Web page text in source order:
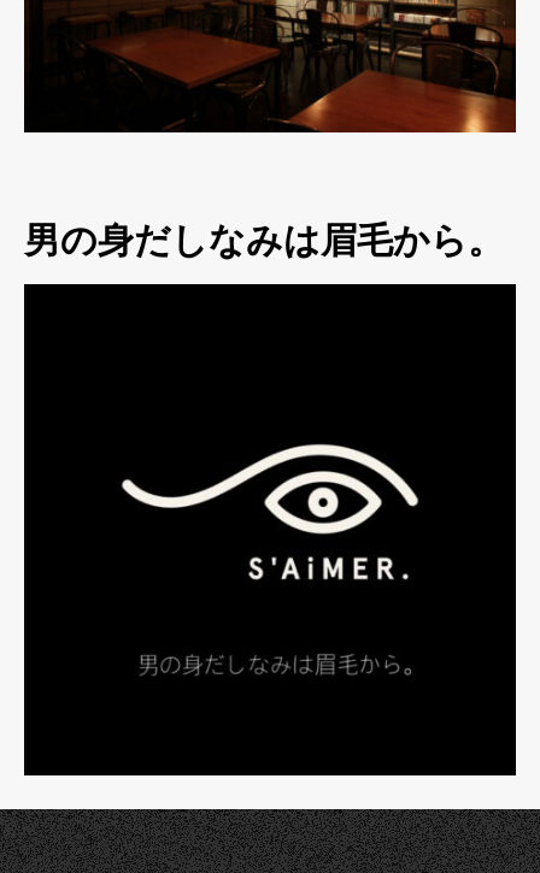
男の身だしなみは眉毛から。